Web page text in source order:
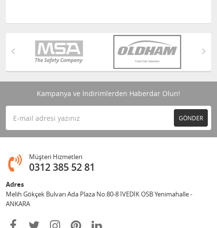
Kampanya ve İndirimlerden Haberdar Olun!
GÖNDER
Müşteri Hizmetleri
0312 385 52 81
Adres
Melih Gökçek Bulvarı Ada Plaza No:80-8 İVEDİK OSB Yenimahalle -
ANKARA